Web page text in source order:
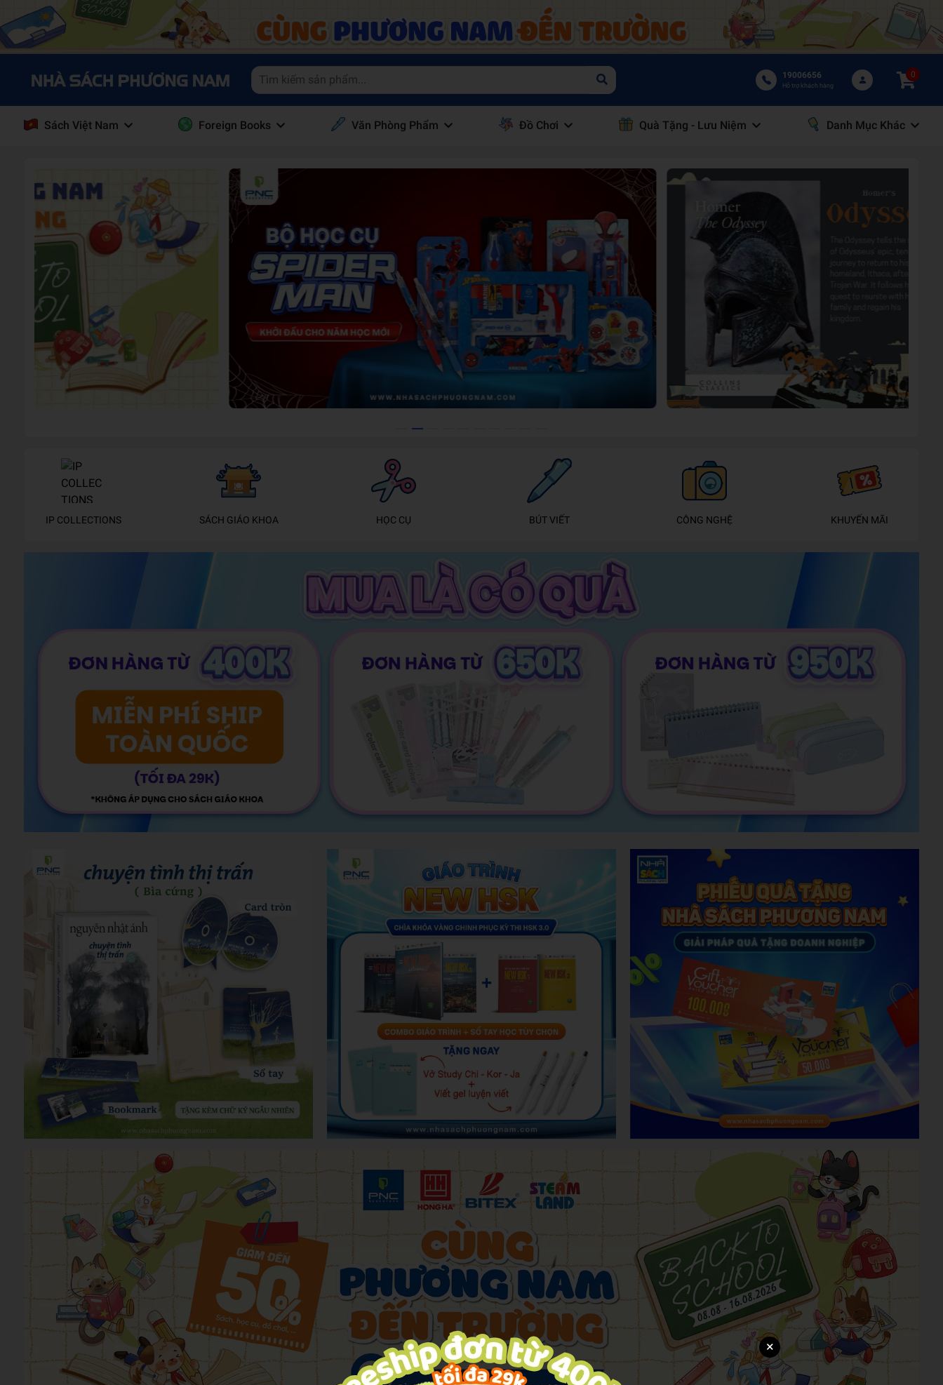
19006656
Hỗ trợ khách hàng
0
Sách Việt Nam Foreign Books Văn Phòng Phẩm Đồ Chơi Quà Tặng - Lưu Niệm Danh Mục Khác
CÔNG NGHỆ
HỌC CỤ
SÁCH GIÁO KHOA
IP COLLECTIONS KHUYẾN MÃI
BÚT VIẾT
×